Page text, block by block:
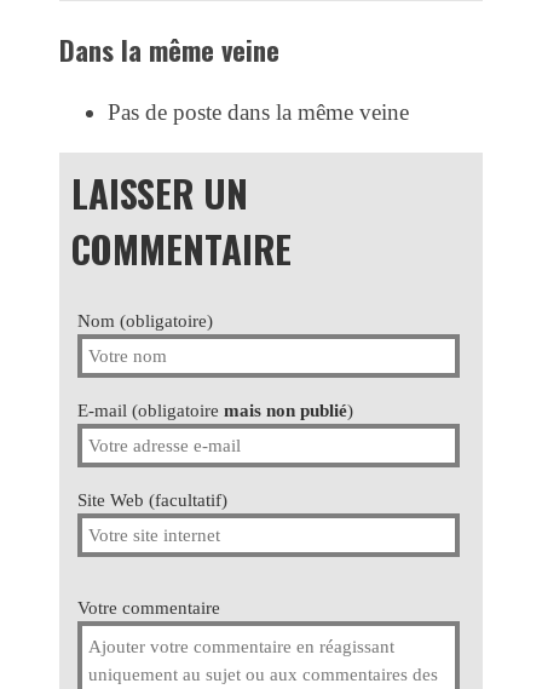
Dans la même veine
Pas de poste dans la même veine
LAISSER UN
COMMENTAIRE
Nom (obligatoire)
E-mail (obligatoire mais non publié)
Site Web (facultatif)
Votre commentaire